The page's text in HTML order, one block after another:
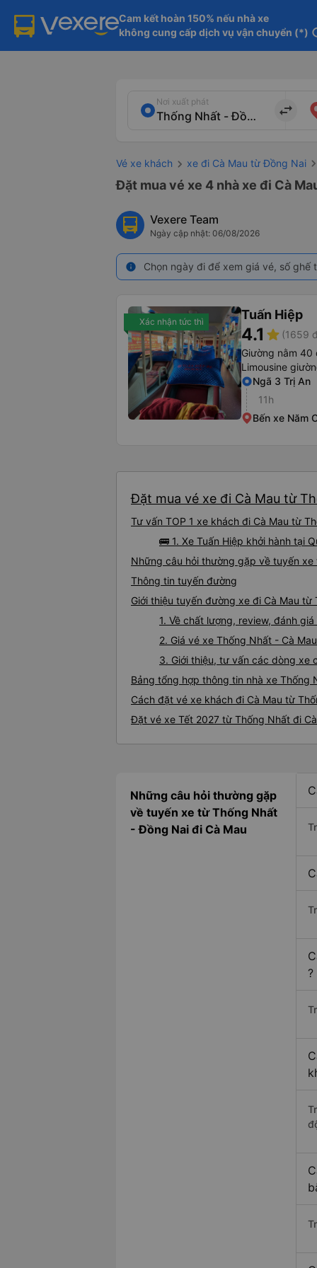
Cam kết hoàn 150% nếu nhà xe
không cung cấp dịch vụ vận chuyển (*)
Nơi xuất phát
import_export
Vé xe khách xe đi Cà Mau từ Đồng Nai
Đặt mua vé xe 4 nhà xe đi Cà
Vexere Team
Ngày cập nhật: 06/08/2026
info Chọn ngày đi để xem giá vé, số
Xác nhận tức thì Tuấn Hiệp
4.1 star (1659
Giường nằm 40
Limousine
Ngã 3 Trị An
11h
Bến xe Năm
Đặt mua vé xe đi Cà Mau từ
Tư vấn TOP 1 xe khách đi Cà Mau từ
🚌 1. Xe Tuấn Hiệp khởi hành tại
Những câu hỏi thường gặp về tuyến xe
Thông tin tuyến đường
Giới thiệu tuyến đường xe đi Cà Mau từ
1. Về chất lượng, review, đánh
2. Giá vé xe Thống Nhất - Cà Mau
3. Giới thiệu, tư vấn các dòng xe
Bảng tổng hợp thông tin nhà xe Thống
Cách đặt vé xe khách đi Cà Mau từ
Đặt vé xe Tết 2027 từ Thống Nhất đi
Những câu hỏi thường gặp
về tuyến xe từ Thống Nhất
- Đồng Nai đi Cà Mau
?